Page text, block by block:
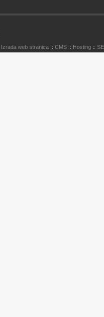
Izrada web stranica :: CMS :: Hosting ::